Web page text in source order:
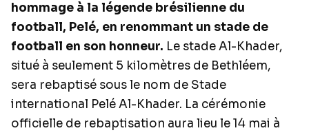
hommage à la légende brésilienne du
football, Pelé, en renommant un stade de
football en son honneur. Le stade Al-Khader,
situé à seulement 5 kilomètres de Bethléem,
sera rebaptisé sous le nom de Stade
international Pelé Al-Khader. La cérémonie
officielle de rebaptisation aura lieu le 14 mai à